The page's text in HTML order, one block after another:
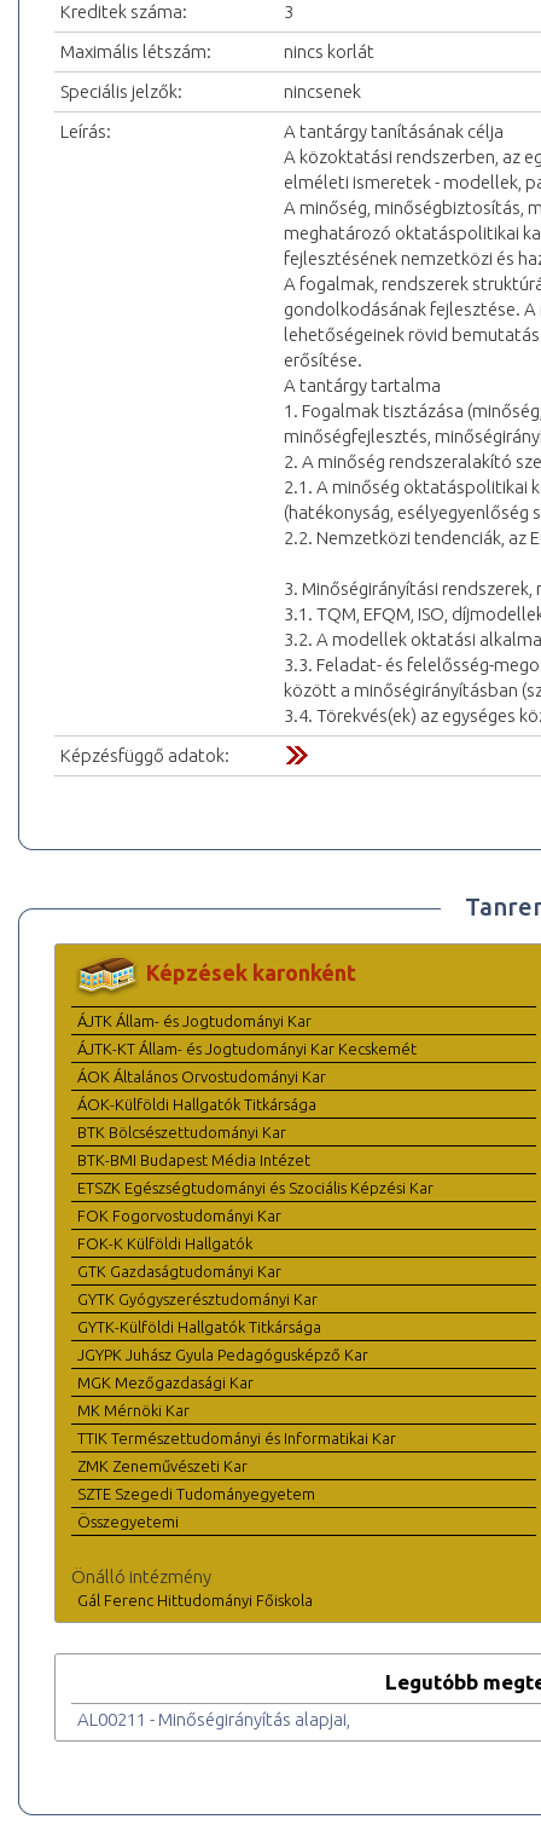
Kreditek száma:
3
Maximális létszám:
nincs korlát
Speciális jelzők:
nincsenek
Leírás:
A tantárgy tanításának célja
A közoktatási rendszerben, az
elméleti ismeretek - modellek,
A minőség, minőségbiztosítás,
meghatározó oktatáspolitikai
fejlesztésének nemzetközi és
A fogalmak, rendszerek
gondolkodásának fejlesztése.
lehetőségeinek rövid
erősítése.
A tantárgy tartalma
1. Fogalmak tisztázása
minőségfejlesztés,
2. A minőség rendszeralakító
2.1. A minőség oktatáspolitikai
(hatékonyság, esélyegyenlőség
2.2. Nemzetközi tendenciák, az
3. Minőségirányítási rendszerek,
3.1. TQM, EFQM, ISO,
3.2. A modellek oktatási
3.3. Feladat- és felelősség-
között a minőségirányításban
3.4. Törekvés(ek) az egységes
Képzésfüggő adatok:
Képzések karonként
ÁJTK Állam- és Jogtudományi Kar
ÁJTK-KT Állam- és Jogtudományi Kar Kecskemét
ÁOK Általános Orvostudományi Kar
ÁOK-Külföldi Hallgatók Titkársága
BTK Bölcsészettudományi Kar
BTK-BMI Budapest Média Intézet
ETSZK Egészségtudományi és Szociális Képzési Kar
FOK Fogorvostudományi Kar
FOK-K Külföldi Hallgatók
GTK Gazdaságtudományi Kar
GYTK Gyógyszerésztudományi Kar
GYTK-Külföldi Hallgatók Titkársága
JGYPK Juhász Gyula Pedagógusképző Kar
MGK Mezőgazdasági Kar
MK Mérnöki Kar
TTIK Természettudományi és Informatikai Kar
ZMK Zeneművészeti Kar
SZTE Szegedi Tudományegyetem
Összegyetemi
Önálló intézmény
Gál Ferenc Hittudományi Főiskola
Legutóbb
AL00211 - Minőségirányítás alapjai,